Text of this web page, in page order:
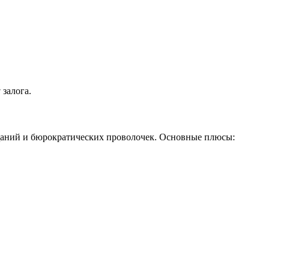
и бюрократических проволочек. Основные плюсы: